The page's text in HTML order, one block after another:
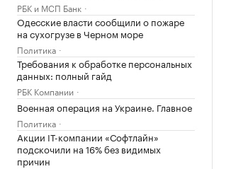
РБК и МСП Банк
Одесские власти сообщили о пожаре
на сухогрузе в Черном море
Политика
Требования к обработке персональных
данных: полный гайд
РБК Компании
Военная операция на Украине. Главное
Политика
Акции IT-компании «Софтлайн»
подскочили на 16% без видимых
причин